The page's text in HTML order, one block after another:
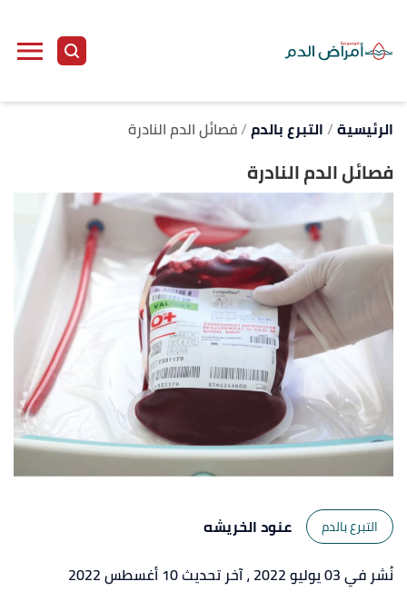
الرئيسية التبرع بالدم فصائل الدم النادرة
فصائل الدم النادرة
التبرع بالدم
عنود الخريشه
نُشر في 03 يوليو 2022
، آخر تحديث 10 أغسطس 2022